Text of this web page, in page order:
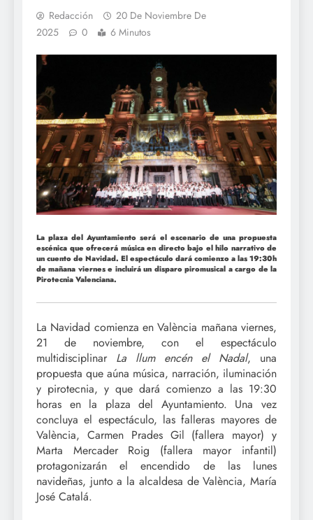
Redacción
20 De Noviembre De
2025
0 6 Minutos
La plaza del Ayuntamiento será el escenario de una propuesta
escénica que ofrecerá música en directo bajo el hilo narrativo de
un cuento de Navidad. El espectáculo dará comienzo a las 19:30h
de mañana viernes e incluirá un disparo piromusical a cargo de la
Pirotecnia Valenciana.
La Navidad comienza en València mañana viernes,
21 de noviembre, con el espectáculo
multidisciplinar La llum encén el Nadal, una
propuesta que aúna música, narración, iluminación
y pirotecnia, y que dará comienzo a las 19:30
horas en la plaza del Ayuntamiento. Una vez
concluya el espectáculo, las falleras mayores de
València, Carmen Prades Gil (fallera mayor) y
Marta Mercader Roig (fallera mayor infantil)
protagonizarán el encendido de las lunes
navideñas, junto a la alcaldesa de València, María
José Catalá.